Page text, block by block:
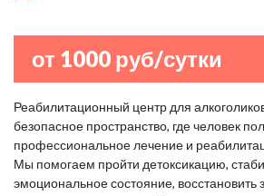
от 1000 руб/сутки
Реабилитационный центр для
безопасное пространство, где человек
профессиональное лечение и
Мы помогаем пройти детоксикацию,
эмоциональное состояние, восстановить